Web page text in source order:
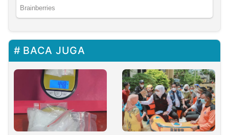
BACA JUGA